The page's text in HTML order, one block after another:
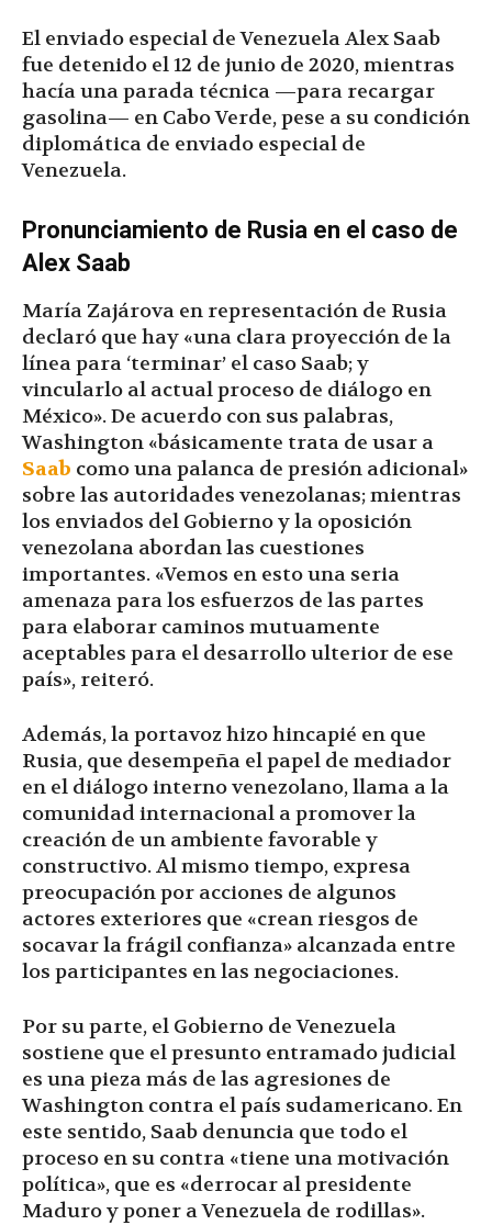
El enviado especial de Venezuela Alex Saab
fue detenido el 12 de junio de 2020, mientras
hacía una parada técnica —para recargar
gasolina— en Cabo Verde, pese a su condición
diplomática de enviado especial de
Venezuela.
Pronunciamiento de Rusia en el caso de
Alex Saab
María Zajárova en representación de Rusia
declaró que hay «una clara proyección de la
línea para ‘terminar’ el caso Saab; y
vincularlo al actual proceso de diálogo en
México». De acuerdo con sus palabras,
Washington «básicamente trata de usar a
Saab como una palanca de presión adicional»
sobre las autoridades venezolanas; mientras
los enviados del Gobierno y la oposición
venezolana abordan las cuestiones
importantes. «Vemos en esto una seria
amenaza para los esfuerzos de las partes
para elaborar caminos mutuamente
aceptables para el desarrollo ulterior de ese
país», reiteró.
Además, la portavoz hizo hincapié en que
Rusia, que desempeña el papel de mediador
en el diálogo interno venezolano, llama a la
comunidad internacional a promover la
creación de un ambiente favorable y
constructivo. Al mismo tiempo, expresa
preocupación por acciones de algunos
actores exteriores que «crean riesgos de
socavar la frágil confianza» alcanzada entre
los participantes en las negociaciones.
Por su parte, el Gobierno de Venezuela
sostiene que el presunto entramado judicial
es una pieza más de las agresiones de
Washington contra el país sudamericano. En
este sentido, Saab denuncia que todo el
proceso en su contra «tiene una motivación
política», que es «derrocar al presidente
Maduro y poner a Venezuela de rodillas».